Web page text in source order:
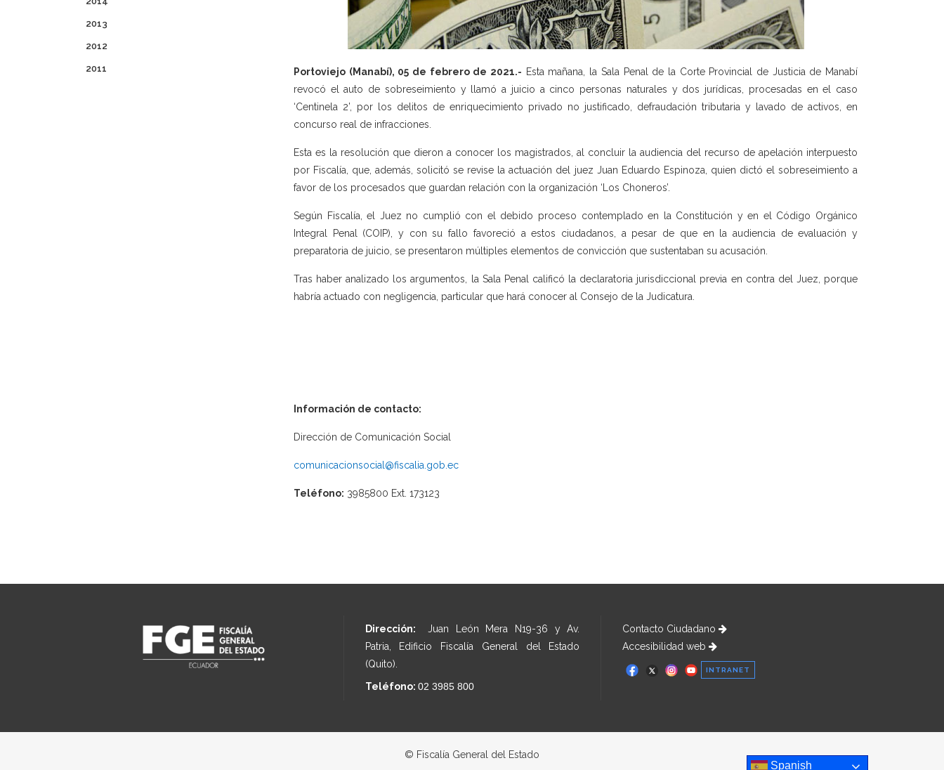
2013
2012
2011 Portoviejo (Manabí), 05 de febrero de 2021.- Esta mañana, la Sala Penal de la Corte Provincial de Justicia de Manabí
revocó el auto de sobreseimiento y llamó a juicio a cinco personas naturales y dos jurídicas, procesadas en el caso
‘Centinela 2’, por los delitos de enriquecimiento privado no justificado, defraudación tributaria y lavado de activos, en
concurso real de infracciones.
Esta es la resolución que dieron a conocer los magistrados, al concluir la audiencia del recurso de apelación interpuesto
por Fiscalía, que, además, solicitó se revise la actuación del juez Juan Eduardo Espinoza, quien dictó el sobreseimiento a
favor de los procesados que guardan relación con la organización ‘Los Choneros’.
Según Fiscalía, el Juez no cumplió con el debido proceso contemplado en la Constitución y en el Código Orgánico
Integral Penal (COIP), y con su fallo favoreció a estos ciudadanos, a pesar de que en la audiencia de evaluación y
preparatoria de juicio, se presentaron múltiples elementos de convicción que sustentaban su acusación.
Tras haber analizado los argumentos, la Sala Penal calificó la declaratoria jurisdiccional previa en contra del Juez, porque
habría actuado con negligencia, particular que hará conocer al Consejo de la Judicatura.
Información de contacto:
Dirección de Comunicación Social
comunicacionsocial@fiscalia.gob.ec
Teléfono: 3985800 Ext. 173123
Dirección: Juan León Mera N19-36 y Av.
Patria, Edificio Fiscalía General del Estado
(Quito).
Teléfono: 02 3985 800
Contacto Ciudadano
Accesibilidad web
INTRANET
© Fiscalía General del Estado
Spanish